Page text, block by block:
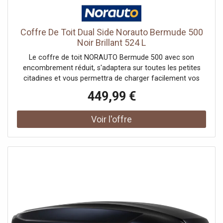
et la fermeture du coffre, et le maintiendra ouvert lors du
chargement.Important : pour installer votre coffre de toit,
votre véhicule doit être équipé de barres de toit adaptées.
Si vous ne disposez pas de barres de toit, vous pouvez en
acheter sur notre page dédiée.
Coffre De Toit Dual Side Norauto Bermude 500
Noir Brillant 524 L
Le coffre de toit NORAUTO Bermude 500 avec son
encombrement réduit, s'adaptera sur toutes les petites
citadines et vous permettra de charger facilement vos
coffre de toit NORAUTO s'installe rapidement et
facilement. En effet, son système Master Fit vous garantit
l'installation du coffre sans l'aide d'aucun outils ,et ce, en
seulement quelques minutes. Aucun perçage n'est à faire.
au vent, les coffres de toit NORAUTO Bermude ont été
conçus pour épouser au mieux l'aérodynamisme de votre
449,99 €